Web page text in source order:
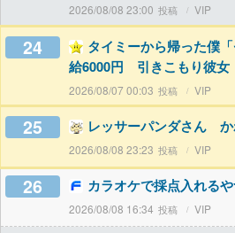
2026/08/08 23:00 VIP
24
タイミーから帰った僕
給6000円 引きこもり彼女
2026/08/07 00:03 VIP
25 レッサーパンダさん
2026/08/08 23:23 VIP
26 カラオケで採点入れる
2026/08/08 16:34 VIP